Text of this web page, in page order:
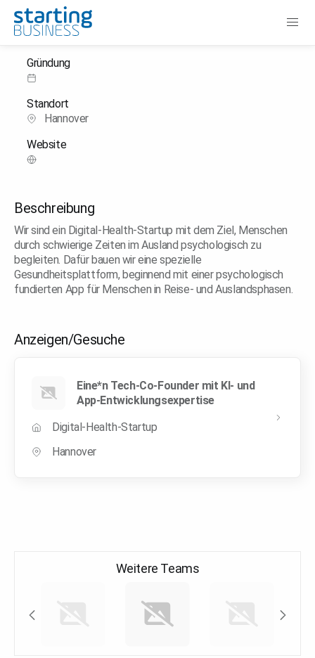
Digital-Health-Startup
Gründung
Standort
Hannover
Website
Beschreibung
Wir sind ein Digital-Health-Startup mit dem Ziel, Menschen
durch schwierige Zeiten im Ausland psychologisch zu
begleiten. Dafür bauen wir eine spezielle
Gesundheitsplattform, beginnend mit einer psychologisch
fundierten App für Menschen in Reise- und Auslandsphasen.
Anzeigen/Gesuche
Eine*n Tech-Co-Founder mit KI- und
App-Entwicklungsexpertise
Digital-Health-Startup
Hannover
Weitere Teams